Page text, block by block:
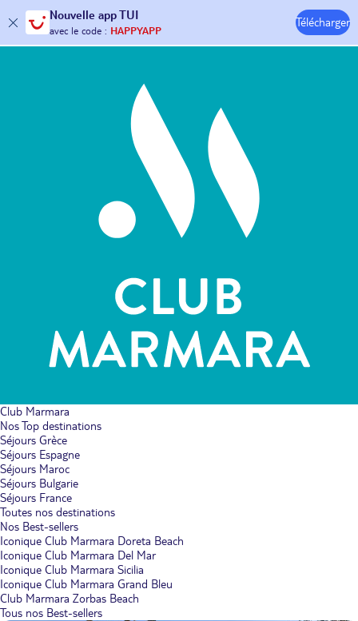
Nouvelle app TUI
30€ offerts*sur votrevoyage !
avec le code :HAPPYAPP
Télécharger
Hôtels & Clubs
Club Marmara
Nos Top destinations
Séjours Grèce
Séjours Espagne
Séjours Maroc
Séjours Bulgarie
Séjours France
Toutes nos destinations
Nos Best-sellers
Iconique Club Marmara Doreta Beach
Iconique Club Marmara Del Mar
Iconique Club Marmara Sicilia
Iconique Club Marmara Grand Bleu
Club Marmara Zorbas Beach
Tous nos Best-sellers